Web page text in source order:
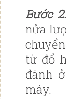
Bước
nửa
từ đổ
đánh
máy.